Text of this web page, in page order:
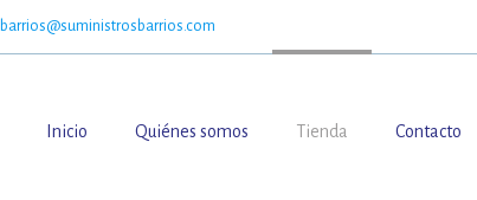
barrios@suministrosbarrios.com
Inicio Quiénes somos Tienda Contacto